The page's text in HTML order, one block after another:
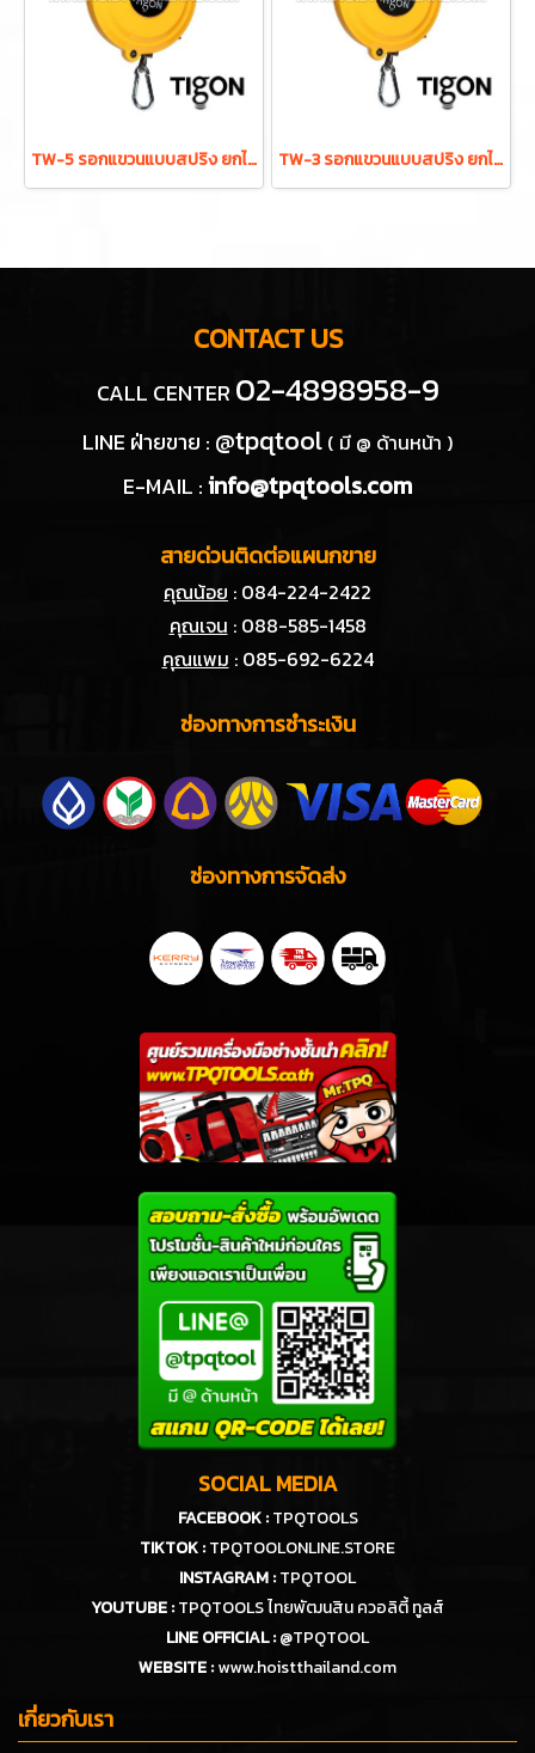
TW-5 รอกแขวนแบบสปริง ยกได้ 2.5-5.0 กก. ระยะยก 1.3 ม. "TIGON" มาตรฐานสากลจากประเทศเกาหลี TW-3 รอกแขวนแบบสปริง ยกได้ 1.0-3.0 กก. ระยะยก 1.3 ม. "TIGON" มาตรฐานสากลจากประเทศเกาหลี
CONTACT US
CALL CENTER 02-4898958-9
LINE ฝ่ายขาย : @tpqtool ( มี @ ด้านหน้า )
E-MAIL :info@tpqtools.com
สายด่วนติดต่อแผนกขาย
คุณน้อย : 084-224-2422
คุณเจน : 088-585-1458
คุณแพม : 085-692-6224
ช่องทางการชำระเงิน
ช่องทางการจัดส่ง
SOCIAL MEDIA
FACEBOOK : TPQTOOLS
TIKTOK :TPQTOOLONLINE.STORE
INSTAGRAM :TPQTOOL
YOUTUBE :TPQTOOLS ไทยพัฒนสิน ควอลิตี้ ทูลส์
LINE OFFICIAL :@TPQTOOL
WEBSITE :www.hoistthailand.com
เกี่ยวกับเรา